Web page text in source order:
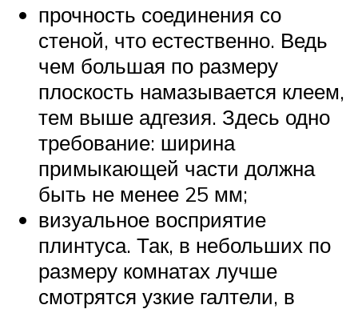
прочность соединения со
стеной, что естественно. Ведь
чем большая по размеру
плоскость намазывается клеем,
тем выше адгезия. Здесь одно
требование: ширина
примыкающей части должна
быть не менее 25 мм;
визуальное восприятие
плинтуса. Так, в небольших по
размеру комнатах лучше
смотрятся узкие галтели, в